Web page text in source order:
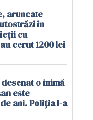
aruncate
în
cu
cerut 1200 lei
o inimă
este
ani. Poliția l-a